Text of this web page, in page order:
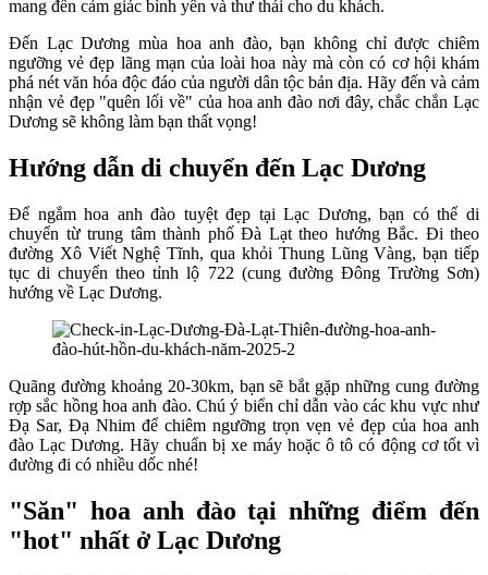
mang đến cảm giác bình yên và thư thái cho du khách.
Đến Lạc Dương mùa hoa anh đào, bạn không chỉ được chiêm
ngưỡng vẻ đẹp lãng mạn của loài hoa này mà còn có cơ hội khám
phá nét văn hóa độc đáo của người dân tộc bản địa. Hãy đến và cảm
nhận vẻ đẹp "quên lối về" của hoa anh đào nơi đây, chắc chắn Lạc
Dương sẽ không làm bạn thất vọng!
Hướng dẫn di chuyển đến Lạc Dương
Để ngắm hoa anh đào tuyệt đẹp tại Lạc Dương, bạn có thể di
chuyển từ trung tâm thành phố Đà Lạt theo hướng Bắc. Đi theo
đường Xô Viết Nghệ Tĩnh, qua khỏi Thung Lũng Vàng, bạn tiếp
tục di chuyển theo tỉnh lộ 722 (cung đường Đông Trường Sơn)
hướng về Lạc Dương.
Quãng đường khoảng 20-30km, bạn sẽ bắt gặp những cung đường
rợp sắc hồng hoa anh đào. Chú ý biển chỉ dẫn vào các khu vực như
Đạ Sar, Đạ Nhim để chiêm ngưỡng trọn vẹn vẻ đẹp của hoa anh
đào Lạc Dương. Hãy chuẩn bị xe máy hoặc ô tô có động cơ tốt vì
đường đi có nhiều dốc nhé!
"Săn" hoa anh đào tại những điểm đến
"hot" nhất ở Lạc Dương